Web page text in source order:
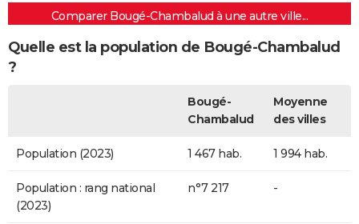
Comparer Bougé-Chambalud à une autre ville...
Quelle est la population de Bougé-Chambalud
?
Bougé-
Chambalud
Moyenne
des villes
Population (2023) 1 467 hab. 1 994 hab.
Population : rang national
(2023)
n°7 217 -